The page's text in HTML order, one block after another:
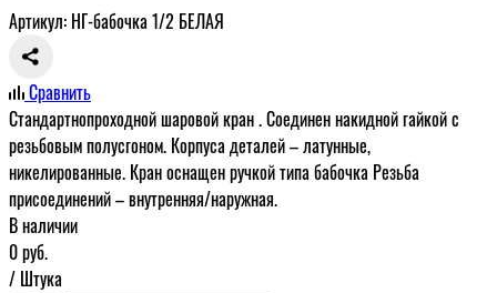
Артикул: НГ-бабочка 1/2 БЕЛАЯ
Сравнить
Стандартнопроходной шаровой кран . Соединен накидной гайкой с
резьбовым полусгоном. Корпуса деталей – латунные,
никелированные. Кран оснащен ручкой типа бабочка Резьба
присоединений – внутренняя/наружная.
В наличии
0руб.
/ Штука